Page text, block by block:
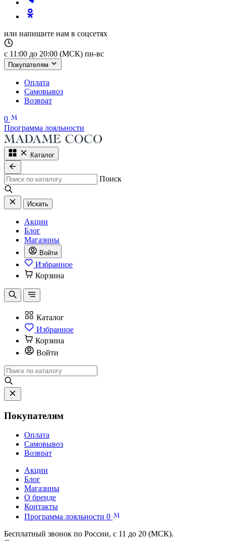
или напишите нам в соцсетях
с 11:00 до 20:00 (МСК) пн-вс
Покупателям
Оплата
Самовывоз
Возврат
0
Программа лояльности
Каталог
Поиск
Искать
Акции
Блог
Магазины
Войти
Избранное
Корзина
Каталог
Избранное
Корзина
Войти
Покупателям
Оплата
Самовывоз
Возврат
Акции
Блог
Магазины
О бренде
Контакты
Программа лояльности 0
Бесплатный звонок по России, с 11 до 20 (МСК).